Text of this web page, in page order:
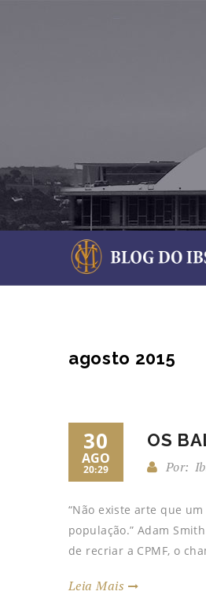
agosto 2015
30
AGO
20:29
OS
Por:
“Não existe arte que
população.” Adam
de recriar a CPMF, o
Leia Mais